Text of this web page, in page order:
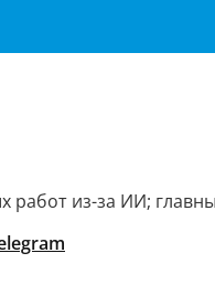
работ из-за ИИ;